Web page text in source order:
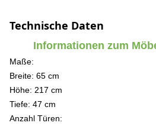
Technische Daten
Informationen zum
Maße:
Breite: 65 cm
Höhe: 217 cm
Tiefe: 47 cm
Anzahl Türen: